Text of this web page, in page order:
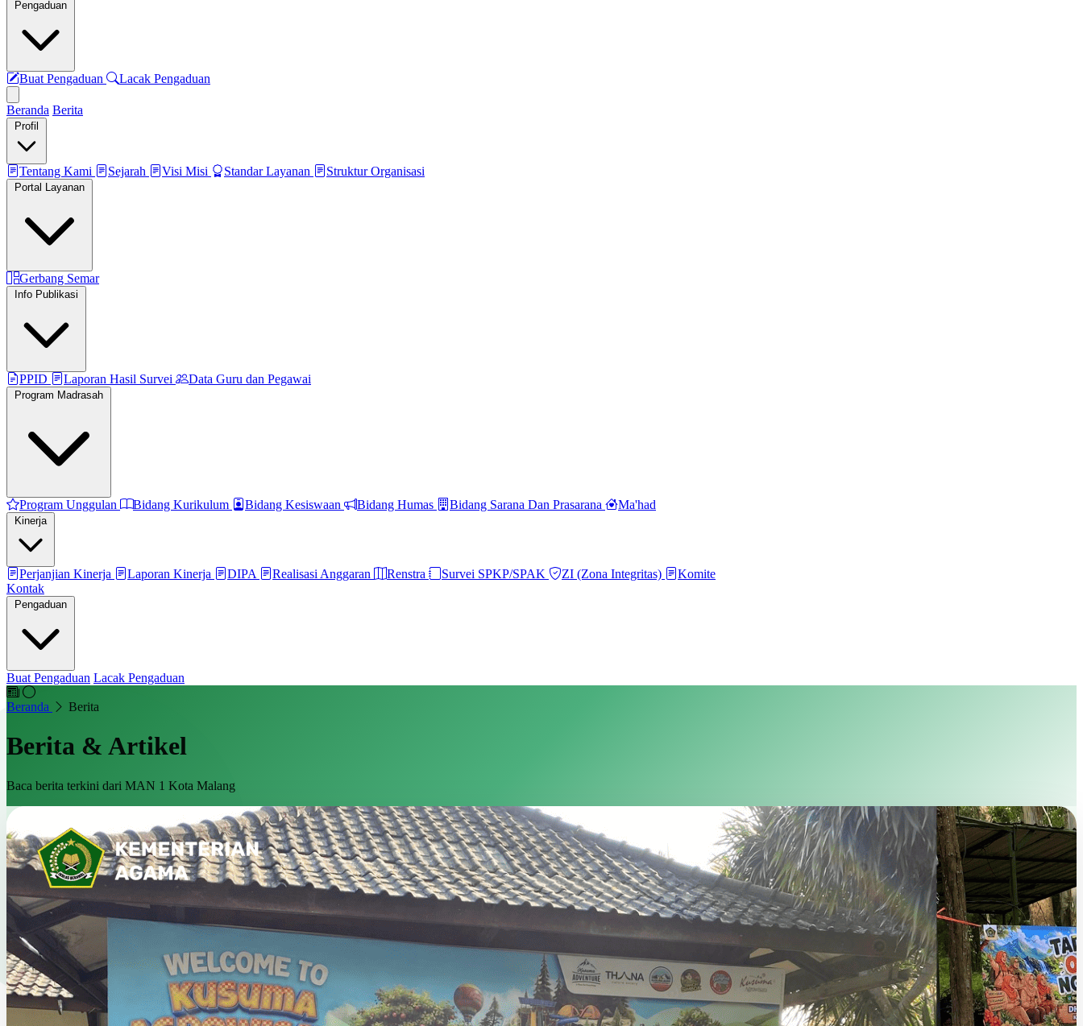
Pengaduan
Buat Pengaduan Lacak Pengaduan
Beranda Berita
Profil
Tentang Kami Sejarah Visi Misi Standar Layanan Struktur Organisasi
Portal Layanan
Gerbang Semar
Info Publikasi
PPID Laporan Hasil Survei Data Guru dan Pegawai
Program Madrasah
Program Unggulan Bidang Kurikulum Bidang Kesiswaan Bidang Humas Bidang Sarana Dan Prasarana Ma'had
Kinerja
Perjanjian Kinerja Laporan Kinerja DIPA Realisasi Anggaran Renstra Survei SPKP/SPAK ZI (Zona Integritas)
Komite
Kontak
Pengaduan
Buat Pengaduan Lacak Pengaduan
Beranda Berita
Berita & Artikel
Baca berita terkini dari MAN 1 Kota Malang